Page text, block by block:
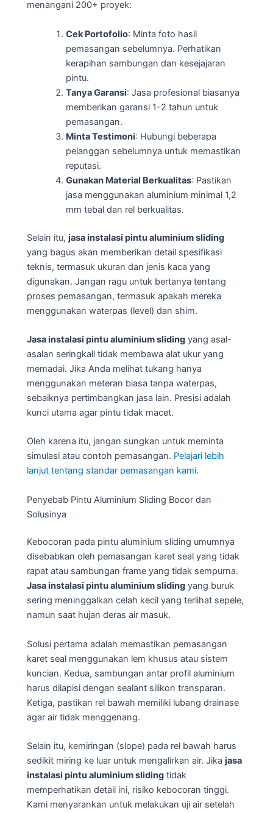
menangani 200+ proyek:
Cek Portofolio: Minta foto hasil
pemasangan sebelumnya. Perhatikan
kerapihan sambungan dan kesejajaran
pintu.
Tanya Garansi: Jasa profesional biasanya
memberikan garansi 1-2 tahun untuk
pemasangan.
Minta Testimoni: Hubungi beberapa
pelanggan sebelumnya untuk memastikan
reputasi.
Gunakan Material Berkualitas: Pastikan
jasa menggunakan aluminium minimal 1,2
mm tebal dan rel berkualitas.
Selain itu, jasa instalasi pintu aluminium sliding
yang bagus akan memberikan detail spesifikasi
teknis, termasuk ukuran dan jenis kaca yang
digunakan. Jangan ragu untuk bertanya tentang
proses pemasangan, termasuk apakah mereka
menggunakan waterpas (level) dan shim.
Jasa instalasi pintu aluminium sliding yang asal-
asalan seringkali tidak membawa alat ukur yang
memadai. Jika Anda melihat tukang hanya
menggunakan meteran biasa tanpa waterpas,
sebaiknya pertimbangkan jasa lain. Presisi adalah
kunci utama agar pintu tidak macet.
Oleh karena itu, jangan sungkan untuk meminta
simulasi atau contoh pemasangan. Pelajari lebih
lanjut tentang standar pemasangan kami.
Penyebab Pintu Aluminium Sliding Bocor dan
Solusinya
Kebocoran pada pintu aluminium sliding umumnya
disebabkan oleh pemasangan karet seal yang tidak
rapat atau sambungan frame yang tidak sempurna.
Jasa instalasi pintu aluminium sliding yang buruk
sering meninggalkan celah kecil yang terlihat sepele,
namun saat hujan deras air masuk.
Solusi pertama adalah memastikan pemasangan
karet seal menggunakan lem khusus atau sistem
kuncian. Kedua, sambungan antar profil aluminium
harus dilapisi dengan sealant silikon transparan.
Ketiga, pastikan rel bawah memiliki lubang drainase
agar air tidak menggenang.
Selain itu, kemiringan (slope) pada rel bawah harus
sedikit miring ke luar untuk mengalirkan air. Jika jasa
instalasi pintu aluminium sliding tidak
memperhatikan detail ini, risiko kebocoran tinggi.
Kami menyarankan untuk melakukan uji air setelah